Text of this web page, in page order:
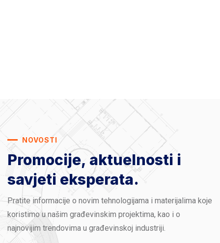
NOVOSTI
Promocije, aktuelnosti i
savjeti eksperata.
Pratite informacije o novim tehnologijama i materijalima koje
koristimo u našim građevinskim projektima, kao i o
najnovijim trendovima u građevinskoj industriji.